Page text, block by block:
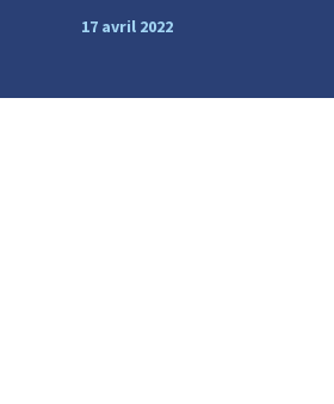
17 avril 2022